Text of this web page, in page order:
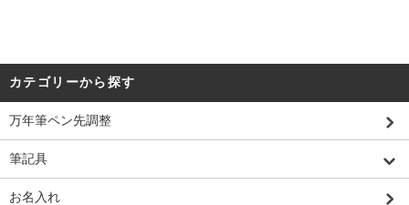
カテゴリーから探す
万年筆ペン先調整
筆記具
お名入れ